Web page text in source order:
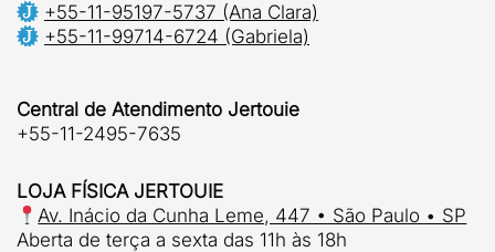
+55-11-95197-5737 (Ana Clara)
+55-11-99714-6724 (Gabriela)
Central de Atendimento Jertouie
+55-11-2495-7635
LOJA FÍSICA JERTOUIE
Av. Inácio da Cunha Leme, 447 • São Paulo • SP
Aberta de terça a sexta das 11h às 18h